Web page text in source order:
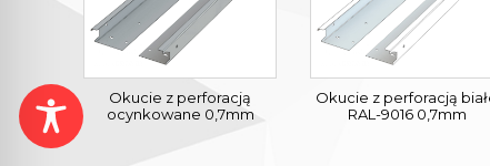
Okucie z perforacją
ocynkowane 0,7mm
Okucie z perforacją
RAL-9016 0,7mm